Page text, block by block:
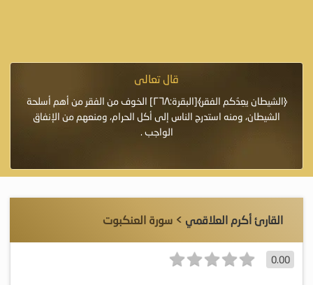
قال تعالى
﴿الشيطان يعِدُكم الفقر﴾[البقرة:٢٦٨] الخوف من الفقر من أهم أسلحة
الشيطان، ومنه استدرج الناس إلى أكل الحرام، ومنعهم من الإنفاق
الواجب .
القارئ أكرم العلاقمي > سورة العنكبوت
0.00